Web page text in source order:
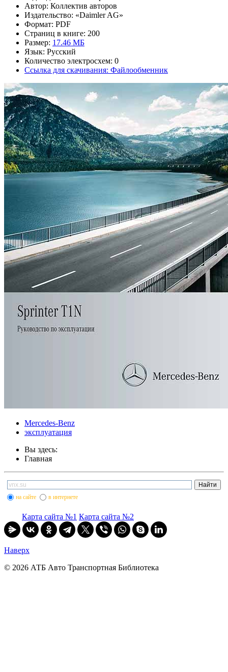
Автор: Коллектив авторов
Издательство: «Daimler AG»
Формат: PDF
Страниц в книге: 200
Размер: 17.46 МБ
Язык: Русский
Количество электросхем: 0
Ссылка для скачивания: Файлообменник
Mercedes-Benz
эксплуатация
Вы здесь:
Главная
на сайте в интернете
Карта сайта №1 Карта сайта №2
Наверх
© 2026 АТБ Авто Транспортная Библиотека